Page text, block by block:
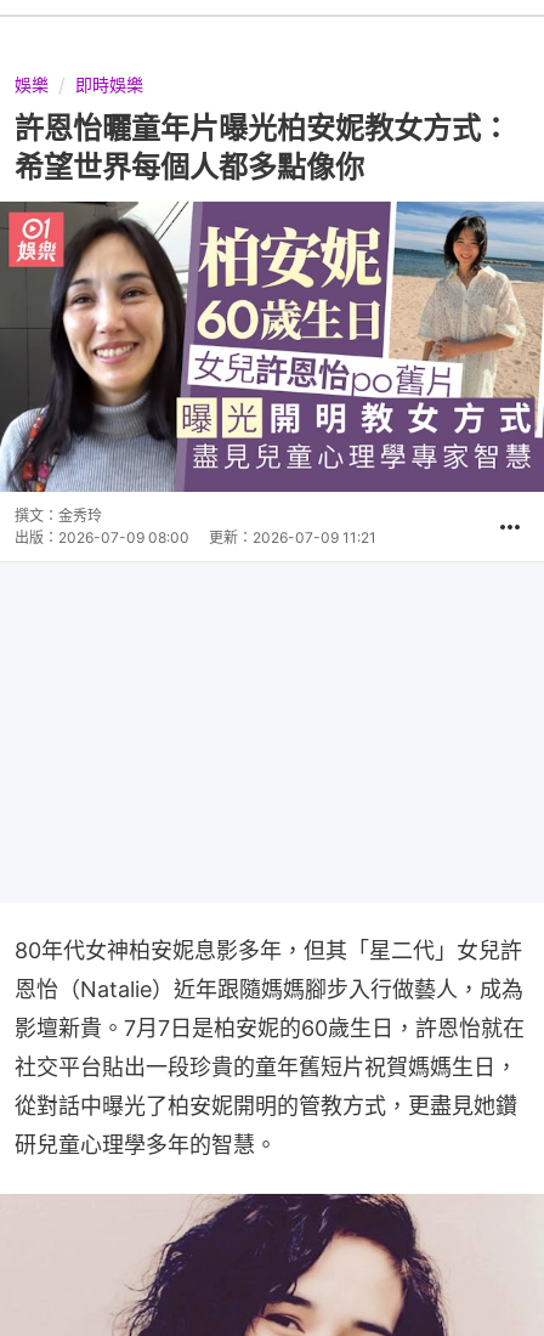
娛樂 即時娛樂
許恩怡曬童年片曝光柏安妮教女方式：
希望世界每個人都多點像你
撰文： 金秀玲
出版： 2026-07-09 08:00 更新： 2026-07-09 11:21
80年代女神柏安妮息影多年，但其「星二代」女兒許
恩怡（Natalie）近年跟隨媽媽腳步入行做藝人，成為
影壇新貴。7月7日是柏安妮的60歲生日，許恩怡就在
社交平台貼出一段珍貴的童年舊短片祝賀媽媽生日，
從對話中曝光了柏安妮開明的管教方式，更盡見她鑽
研兒童心理學多年的智慧。